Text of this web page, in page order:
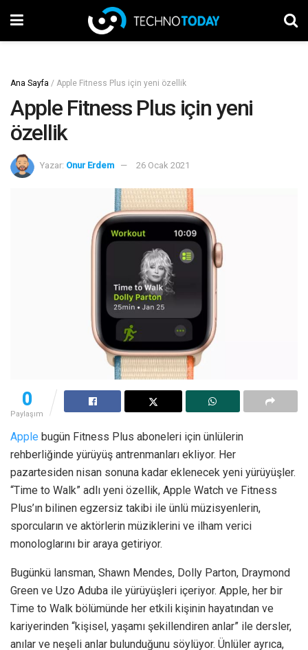
Ana Sayfa / Apple Fitness Plus için yeni özellik
Apple Fitness Plus için yeni
özellik
Yazar: Onur Erdem 26 Ocak 2021
0
Paylaşım
Apple bugün Fitness Plus aboneleri için ünlülerin
rehberliğinde yürüyüş antrenmanları ekliyor. Her
pazartesiden nisan sonuna kadar eklenecek yeni yürüyüşler.
“Time to Walk” adlı yeni özellik, Apple Watch ve Fitness
Plus’ın bilinen egzersiz takibi ile ünlü müzisyenlerin,
sporcuların ve aktörlerin müziklerini ve ilham verici
monologlarını bir araya getiriyor.
Bugünkü lansman, Shawn Mendes, Dolly Parton, Draymond
Green ve Uzo Aduba ile yürüyüşleri içeriyor. Apple, her bir
Time to Walk bölümünde her etkili kişinin hayatından ve
kariyerinden “kişisel, yaşamı şekillendiren anlar” ile dersler,
anılar ve neşeli anlar bulunduğunu söylüyor. Ünlüler ayrıca,